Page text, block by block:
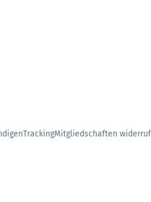
TrackingMitgliedschaften